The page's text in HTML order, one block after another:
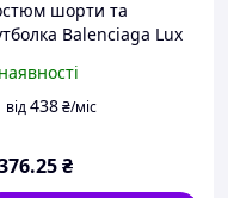
шорти та
Balenciaga Lux
для активного
KitShF007
від438₴/міс
.25₴